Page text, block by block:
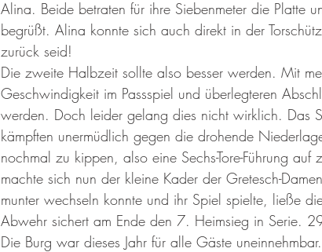
Alina. Beide betraten für ihre Siebenmeter die Platte
begrüßt. Alina konnte sich auch direkt in der
zurück seid!
Die zweite Halbzeit sollte also besser werden. Mit
Geschwindigkeit im Passspiel und überlegteren
werden. Doch leider gelang dies nicht wirklich. Das
kämpften unermüdlich gegen die drohende
nochmal zu kippen, also eine Sechs-Tore-Führung
machte sich nun der kleine Kader der Gretesch-
munter wechseln konnte und ihr Spiel spielte, ließe
Abwehr sichert am Ende den 7. Heimsieg in Serie.
Die Burg war dieses Jahr für alle Gäste